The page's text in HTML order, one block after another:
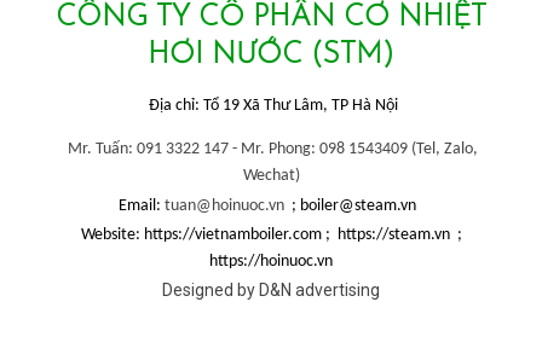
CÔNG TY CỔ PHẦN CƠ NHIỆT
HƠI NƯỚC (STM)
Địa chỉ: Tổ 19 Xã Thư Lâm, TP Hà Nội
Mr. Tuấn: 091 3322 147 - Mr. Phong: 098 1543409 (Tel, Zalo,
Wechat)
Email: tuan@hoinuoc.vn ; boiler@steam.vn
Website: https://vietnamboiler.com ; https://steam.vn ;
https://hoinuoc.vn
Designed by D&N advertising